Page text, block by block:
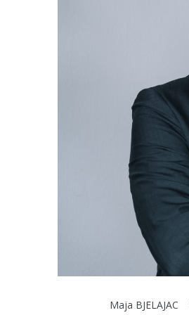
Maja BJELAJAC